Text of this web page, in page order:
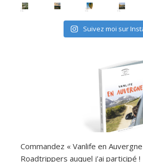
Suivez moi sur
Commandez « Vanlife en
Roadtrippers auquel j’ai participé !